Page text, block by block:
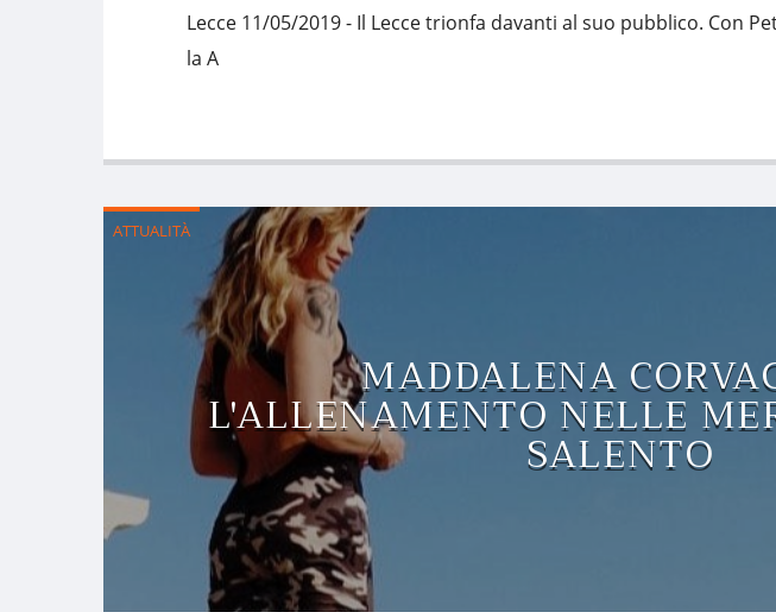
Lecce 11/05/2019 - Il Lecce trionfa davanti al suo pubblico. Con
la A
ATTUALITÀ
MADDALENA
L'ALLENAMENTO NELLE
SALENTO